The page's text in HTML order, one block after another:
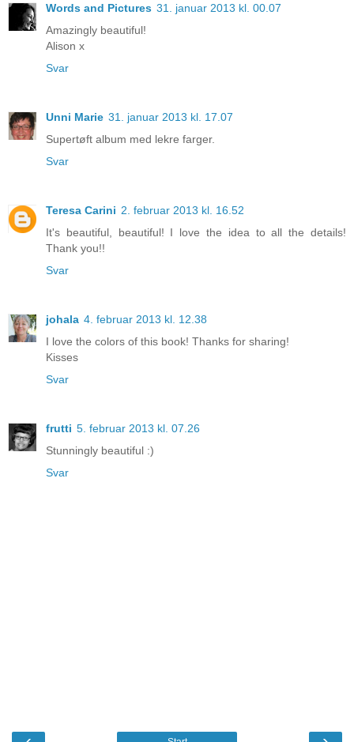
Words and Pictures 31. januar 2013 kl. 00.07
Amazingly beautiful!
Alison x
Svar
Unni Marie 31. januar 2013 kl. 17.07
Supertøft album med lekre farger.
Svar
Teresa Carini 2. februar 2013 kl. 16.52
It's beautiful, beautiful! I love the idea to all the details!
Thank you!!
Svar
johala 4. februar 2013 kl. 12.38
I love the colors of this book! Thanks for sharing!
Kisses
Svar
frutti 5. februar 2013 kl. 07.26
Stunningly beautiful :)
Svar